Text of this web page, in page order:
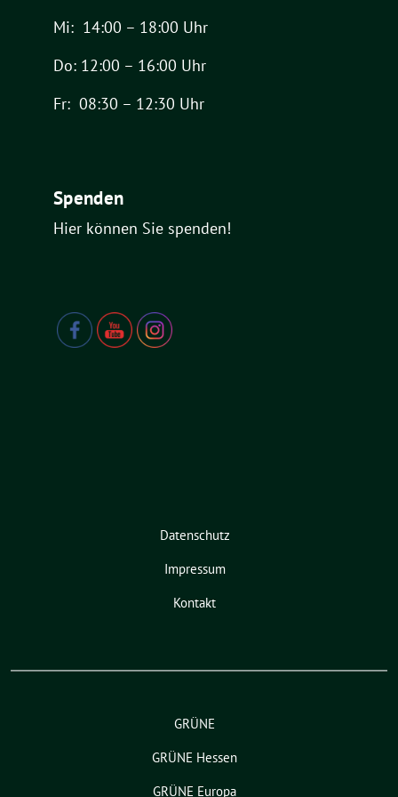
Mi: 14:00 – 18:00 Uhr
Do: 12:00 – 16:00 Uhr
Fr: 08:30 – 12:30 Uhr
Spenden
Hier können Sie spenden!
Datenschutz
Impressum
Kontakt
GRÜNE
GRÜNE Hessen
GRÜNE Europa